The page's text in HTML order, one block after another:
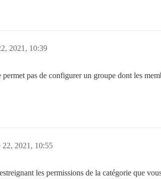
2021, 10:39
permet pas de configurer un groupe dont les
22, 2021, 10:55
les permissions de la catégorie que